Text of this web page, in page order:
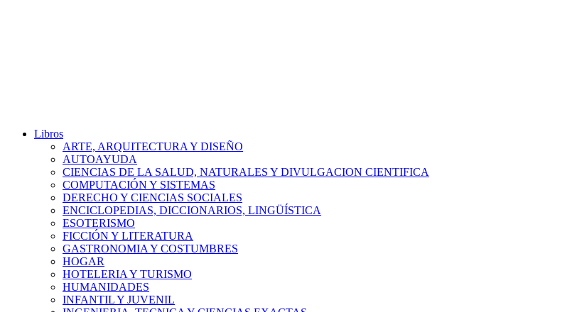
Libros
ARTE, ARQUITECTURA Y DISEÑO
AUTOAYUDA
CIENCIAS DE LA SALUD, NATURALES Y DIVULGACION CIENTIFICA
COMPUTACIÓN Y SISTEMAS
DERECHO Y CIENCIAS SOCIALES
ENCICLOPEDIAS, DICCIONARIOS, LINGÜÍSTICA
ESOTERISMO
FICCIÓN Y LITERATURA
GASTRONOMIA Y COSTUMBRES
HOGAR
HOTELERIA Y TURISMO
HUMANIDADES
INFANTIL Y JUVENIL